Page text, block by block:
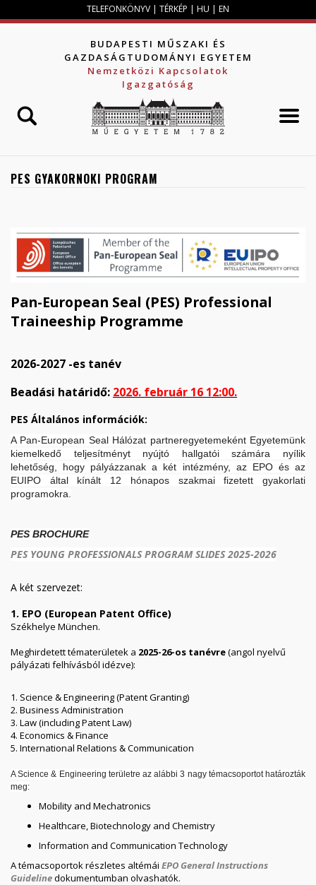
Jump to navigation
TELEFONKÖNYV | TÉRKÉP | HU | EN
BUDAPESTI MŰSZAKI ÉS
GAZDASÁGTUDOMÁNYI EGYETEM
Nemzetközi Kapcsolatok
Igazgatóság
PES GYAKORNOKI PROGRAM
Pan-European Seal (PES) Professional
Traineeship Programme
2026-2027 -es tanév
Beadási határidő: 2026. február 16 12:00.
PES Általános információk:
A Pan-European Seal Hálózat partneregyetemeként Egyetemünk
kiemelkedő teljesítményt nyújtó hallgatói számára nyílik
lehetőség, hogy pályázzanak a két intézmény, az EPO és az
EUIPO által kínált 12 hónapos szakmai fizetett gyakorlati
programokra.
PES BROCHURE
PES YOUNG PROFESSIONALS PROGRAM SLIDES 2025-2026
A két szervezet:
1. EPO (European Patent Office)
Székhelye München.
Meghirdetett tématerületek a 2025-26-os tanévre(angol nyelvű
pályázati felhívásból idézve):
1. Science & Engineering (Patent Granting)
2. Business Administration
3. Law (including Patent Law)
4. Economics & Finance
​5. International Relations & Communication
A Science & Engineering területre az alábbi 3 nagy témacsoportot határozták
meg:
Mobility and Mechatronics
Healthcare, Biotechnology and Chemistry
Information and Communication Technology
A témacsoportok részletes altémái EPO General Instructions
Guidelinedokumentumban olvashatók.